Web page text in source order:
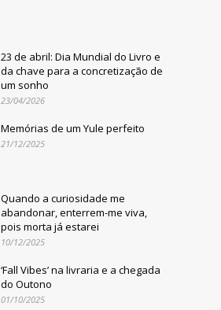
23 de abril: Dia Mundial do Livro e
da chave para a concretização de
um sonho
23/04/2026
Memórias de um Yule perfeito
21/12/2025
Quando a curiosidade me
abandonar, enterrem-me viva,
pois morta já estarei
10/12/2025
‘Fall Vibes’ na livraria e a chegada
do Outono
01/10/2025